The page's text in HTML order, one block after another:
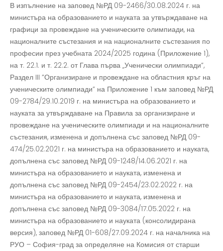
В изпълнение на заповед №РД 09-2466/30.08.2024 г. на
министъра на образованието и науката за утвърждаване на
графици за провеждане на ученическите олимпиади, на
националните състезания и на националните състезания по
професии през учебната 2024/2025 година (Приложение 1),
на т. 22.1. и т. 22.2. от Глава първа „Ученически олимпиади”,
Раздел III ”Организиране и провеждане на областния кръг на
ученическите олимпиади” на Приложение 1 към заповед №РД
09-2784/29.10.2019 г. на министъра на образованието и
науката за утвърждаване на Правила за организиране и
провеждане на ученическите олимпиади и на националните
състезания, изменена и допълнена със заповед №РД 09-
474/25.02.2021 г. на министъра на образованието и науката,
допълнена със заповед №РД 09-1248/14.06.2021 г. на
министъра на образованието и науката, изменена и
допълнена със заповед №РД 09-2454/23.02.2022 г. на
министъра на образованието и науката, изменена и
допълнена със заповед №РД 09-3084/17.05.2022 г. на
министъра на образованието и науката (консолидирана
версия), заповед №РД 01-608/27.09.2024 г. на началника на
РУО – София-град за определяне на Комисия от старши